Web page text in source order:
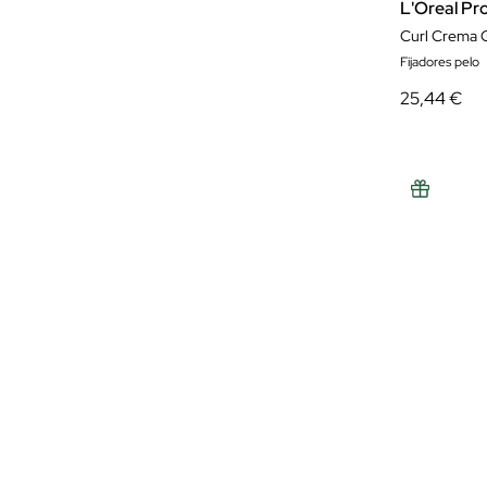
L'Oreal
Curl Crema
Fijadores pelo
25,44 €